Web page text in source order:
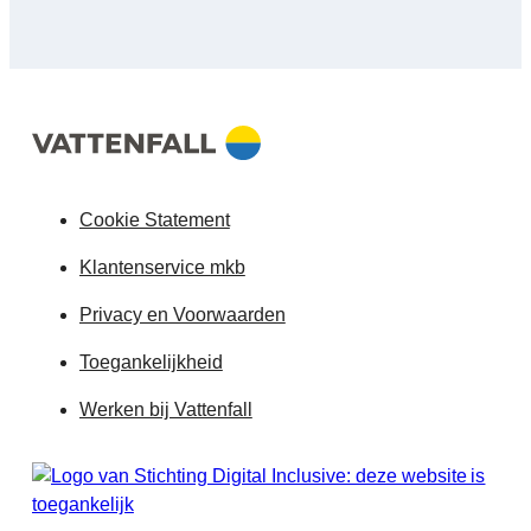
Cookie Statement
Klantenservice mkb
Privacy en Voorwaarden
Toegankelijkheid
Werken bij Vattenfall